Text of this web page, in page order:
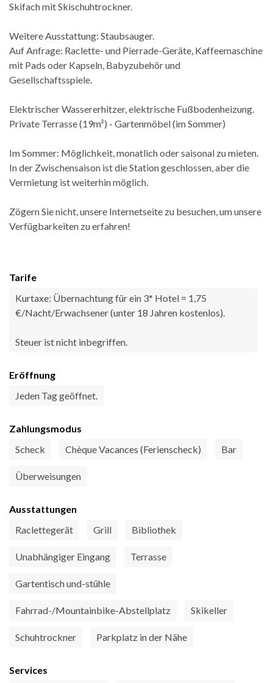
Skifach mit Skischuhtrockner.
Weitere Ausstattung: Staubsauger.
Auf Anfrage: Raclette- und Pierrade-Geräte, Kaffeemaschine
mit Pads oder Kapseln, Babyzubehör und
Gesellschaftsspiele.
Elektrischer Wassererhitzer, elektrische Fußbodenheizung.
Private Terrasse (19m²) - Gartenmöbel (im Sommer)
Im Sommer: Möglichkeit, monatlich oder saisonal zu mieten.
In der Zwischensaison ist die Station geschlossen, aber die
Vermietung ist weiterhin möglich.
Zögern Sie nicht, unsere Internetseite zu besuchen, um unsere
Verfügbarkeiten zu erfahren!
Tarife
Kurtaxe: Übernachtung für ein 3* Hotel = 1,75
€/Nacht/Erwachsener (unter 18 Jahren kostenlos).
Steuer ist nicht inbegriffen.
Eröffnung
Jeden Tag geöffnet.
Zahlungsmodus
Scheck
Chèque Vacances (Ferienscheck) Bar
Überweisungen
Ausstattungen
Raclettegerät
Grill Bibliothek
Unabhängiger Eingang Terrasse
Gartentisch und-stühle
Fahrrad-/Mountainbike-Abstellplatz Skikeller
Schuhtrockner Parkplatz in der Nähe
Services